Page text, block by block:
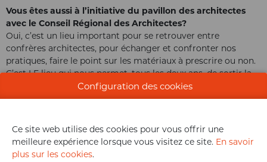
Vous êtes aussi à l’initiative du pavillon des architectes
avec le Conseil Régional des Architectes?
Oui, c’est un lieu important pour se retrouver entre
confrères architectes, pour échanger et confronter nos
pratiques, faire le point sur les matériaux à prescrire ou non.
C’est LE lieu qui nous permet, tous les deux ans, de sortir la
Rédaction : Julie Dumez
Configuration des cookies
Ce site web utilise des cookies pour vous offrir une
meilleure expérience lorsque vous visitez ce site. En savoir
plus sur les cookies.